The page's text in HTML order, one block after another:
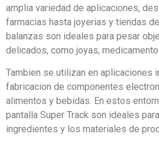
amplia variedad de aplicaciones,
farmacias hasta joyerias y tiendas
balanzas son ideales para pesar
delicados, como joyas,
Tambien se utilizan en aplicaciones
fabricacion de componentes
alimentos y bebidas. En estos
pantalla Super Track son ideales
ingredientes y los materiales de